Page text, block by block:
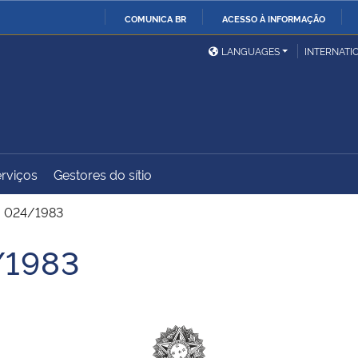
COMUNICA BR ACESSO À INFORMAÇÃO
Ministério da Defesa
Ministério das Relações
Exteriores
Ministério do
Desenvolvimento Regional
Advocacia-Geral da União
LANGUAGES
Gestores do sítio
024/1983